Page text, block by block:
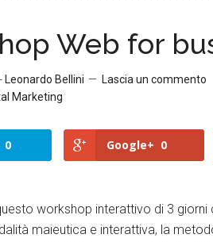
Web for
- Leonardo Bellini
Lascia un commento
Marketing
0 Google+ 0
workshop interattivo di 3 giorni
maieutica e interattiva, la